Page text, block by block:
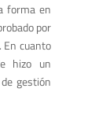
forma en
por
En cuanto
hizo un
gestión